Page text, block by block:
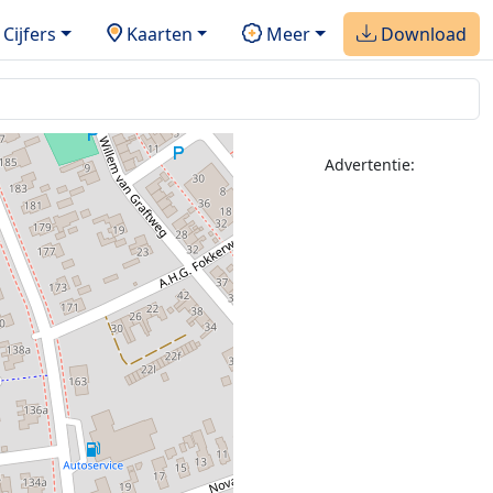
Cijfers Kaarten Meer Download
Advertentie: